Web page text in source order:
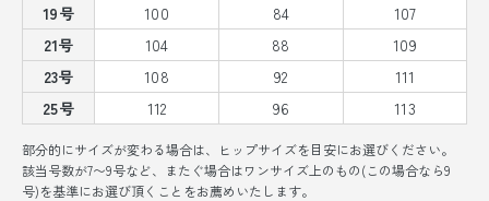
19号
100 84
107
21号
104 88
109
23号
108 92
111
25号
112 96 113
部分的にサイズが変わる場合は、ヒップサイズを目安にお選びください。
該当号数が7〜9号など、またぐ場合はワンサイズ上のもの(この場合なら9
号)を基準にお選び頂くことをお薦めいたします。